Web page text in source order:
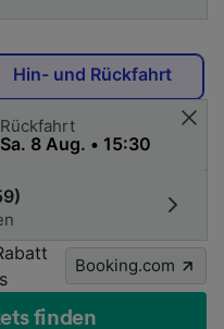
Hin- und Rückfahrt
Rückfahrt
Booking.com
finden